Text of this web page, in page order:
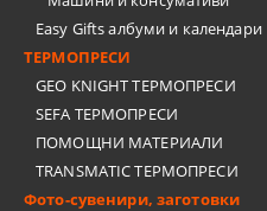
Easy Gifts албуми и календари
ТЕРМОПРЕСИ
GEO KNIGHT ТЕРМОПРЕСИ
SEFA ТЕРМОПРЕСИ
ПОМОЩНИ МАТЕРИАЛИ
TRANSMATIC ТЕРМОПРЕСИ
Фото-сувенири, заготовки